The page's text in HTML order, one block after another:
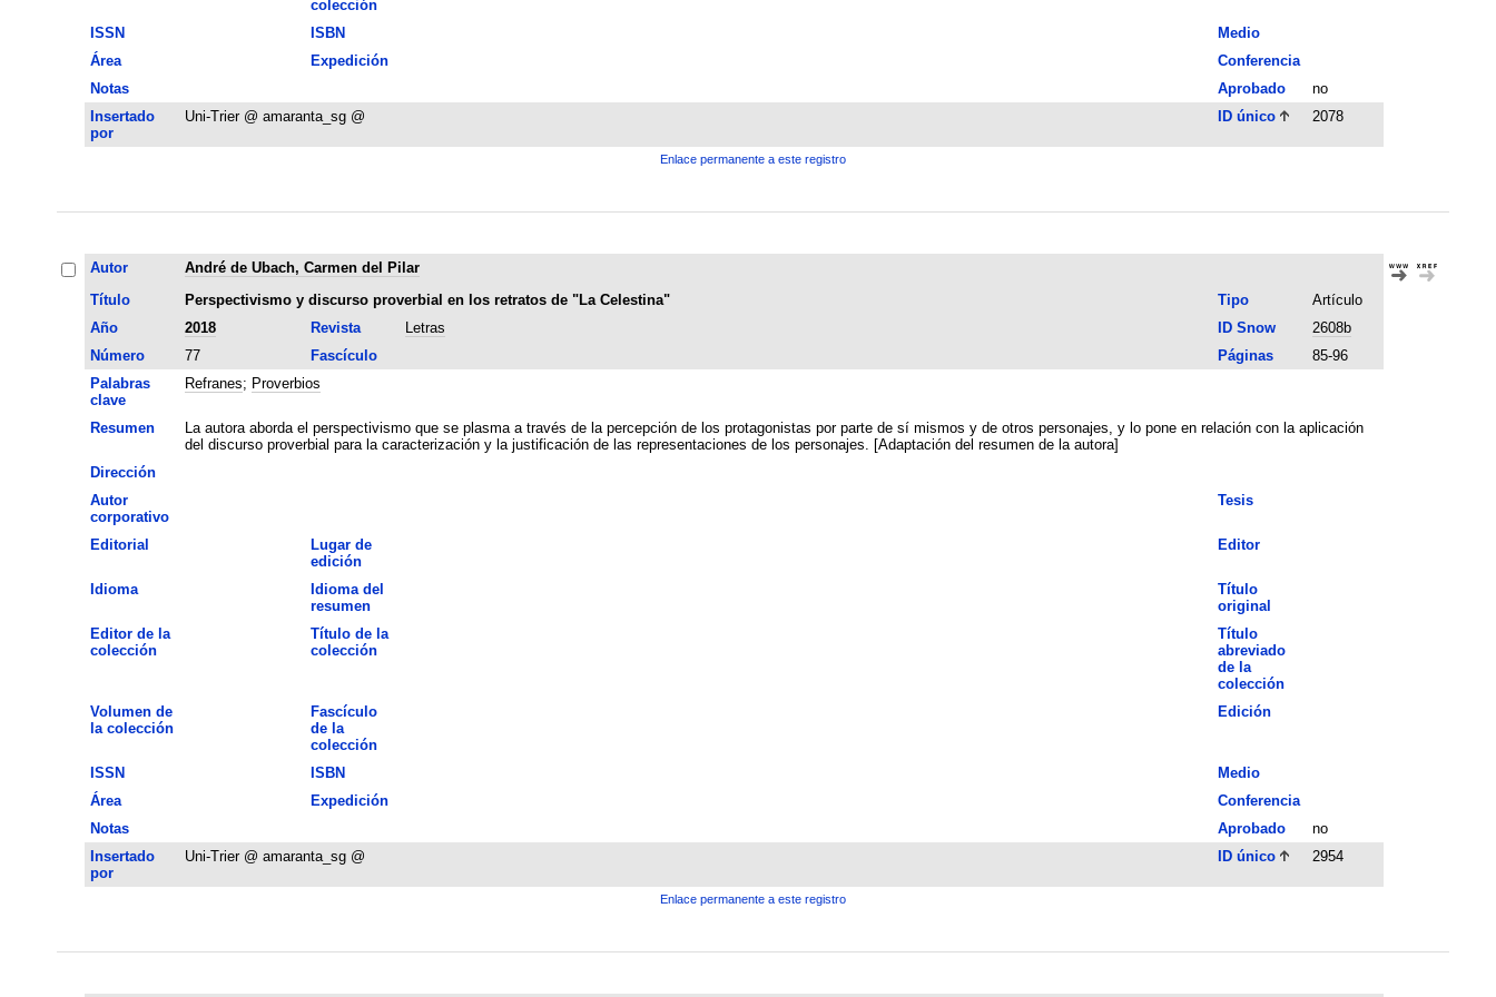
colección
ISSN ISBN
Medio
Área
Expedición
Conferencia
Notas
Aprobado
no
Insertado
por
Uni-Trier @ amaranta_sg @ ID único 2078
Enlace permanente a este registro
Autor
André de Ubach, Carmen del Pilar
Título
Perspectivismo y discurso proverbial en los retratos de "La Celestina" Tipo
Artículo
Año
2018 Revista Letras ID Snow
2608b
Número
77 Fascículo Páginas
85-96
Palabras
clave
Refranes; Proverbios
Resumen
La autora aborda el perspectivismo que se plasma a través de la percepción de los protagonistas por parte de sí mismos y de otros personajes, y lo pone en relación con la aplicación
del discurso proverbial para la caracterización y la justificación de las representaciones de los personajes. [Adaptación del resumen de la autora]
Dirección
Autor
corporativo
Tesis
Editorial
Lugar de
edición
Editor
Idioma
Idioma del
resumen
Título
original
Editor de la
colección
Título de la
colección
Título
abreviado
de la
colección
Volumen de
la colección
Fascículo
de la
colección
Edición
ISSN ISBN
Medio
Área
Expedición
Conferencia
Notas
Aprobado
no
Insertado
por
Uni-Trier @ amaranta_sg @ ID único 2954
Enlace permanente a este registro